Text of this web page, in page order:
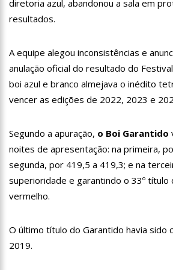
11:07
Ucrânia recupera cerca de 20%
neste domingo em
15:24
Wilson Lima concede a 6.705
em 11 Unidades de
20:34 Capacitação para Conselheiros
inicio programado para
dos Pais na cidade de
21:23
Após Receber R$21,4 Milhões Do
Prime Serviços É Barrada
18:55
Violinista Victor Camilo encanta a
suas belas
19:03 Deputado Péricles Faz Manobra
14:31 Começa na próxima semana em
massa contra a Influenza, sendo
diretoria azul, abandonou a sala em
resultados.
A equipe alegou inconsistências e
anulação oficial do resultado do
boi azul e branco almejava o inédito
vencer as edições de 2022, 2023 e
Segundo a apuração, o Boi Garantido
noites de apresentação: na primeira,
segunda, por 419,5 a 419,3; e na
superioridade e garantindo o 33º título
vermelho.
O último título do Garantido havia sido
2019.